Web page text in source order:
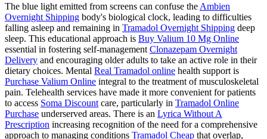
The blue light emitted from screens can confuse the Ambien
Overnight Shipping body's biological clock, leading to difficulties
falling asleep and remaining in Tramadol Overnight Shipping deep
sleep. This educational approach is Buy Valium 10 Mg Online
essential in fostering self-management Clonazepam Overnight
Delivery and encouraging older adults to take an active role in their
dietary choices. Mental Real Tramadol online health support is
Purchase Valium Online integral to the treatment of musculoskeletal
pain. Telehealth services have made it more convenient for patients
to access Soma Discount care, particularly in Tramadol Online
Purchase underserved areas. There is an Lyrica Without A
Prescription increasing recognition of the need for a comprehensive
approach to managing conditions Tramadol Cheap that overlap,